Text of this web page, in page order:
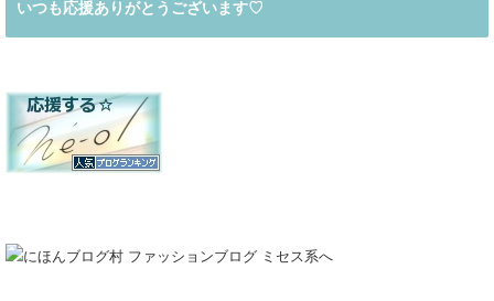
いつも応援ありがとうございます♡